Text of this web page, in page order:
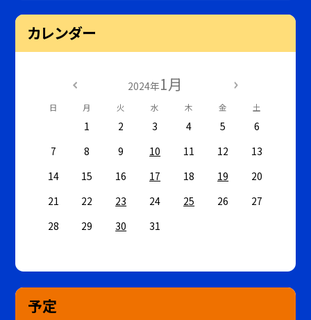
カレンダー
2024年1月
日 月 火 水 木 金 土
1 2 3 4 5
6
7
8 9 10 11 12
13
14
15 16 17 18 19
20
21
22 23 24 25 26
27
28
29 30 31
予定